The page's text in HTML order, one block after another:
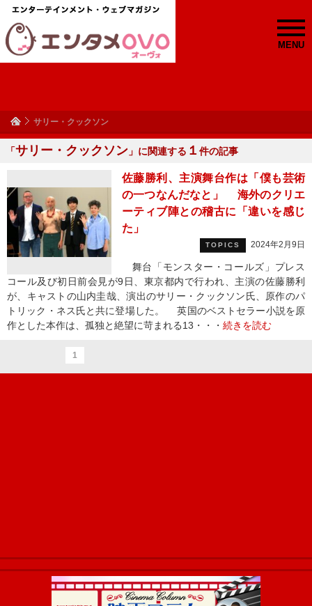
MENU
サリー・クックソン
「サリー・クックソン 」に関連する １ 件の記事
佐藤勝利、主演舞台作は「僕も芸術
の一つなんだなと」 海外のクリエ
ーティブ陣との稽古に「違いを感じ
た」
TOPICS 2024年2月9日
舞台「モンスター・コールズ」プレス
コール及び初日前会見が9日、東京都内で行われ、主演の佐藤勝利
が、キャストの山内圭哉、演出のサリー・クックソン氏、原作のパ
トリック・ネス氏と共に登場した。 英国のベストセラー小説を原
作とした本作は、孤独と絶望に苛まれる13・・・ 続きを読む
1